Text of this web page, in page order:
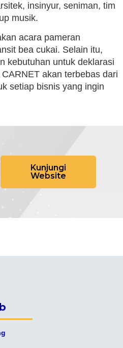
insinyur, seniman, tim
musik.
acara pameran
bea cukai. Selain itu,
kebutuhan untuk deklarasi
akan terbebas dari
setiap bisnis yang ingin
Kunjungi
Website